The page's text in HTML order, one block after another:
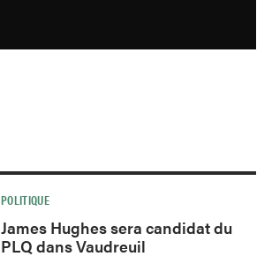
POLITIQUE
James Hughes sera candidat du
PLQ dans Vaudreuil